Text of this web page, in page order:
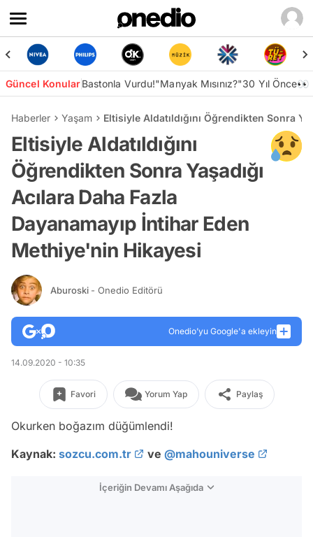
Güncel KonularBastonla Vurdu!"Manyak Mısınız?"30 Yıl Önce👀
Haberler Yaşam Eltisiyle Aldatıldığını Öğrendikten Sonra
Eltisiyle Aldatıldığını
Öğrendikten Sonra Yaşadığı
Acılara Daha Fazla
Dayanamayıp İntihar Eden
Methiye'nin Hikayesi
Aburoski - Onedio Editörü
Onedio’yu Google'a ekleyin
14.09.2020 - 10:35
Favori Yorum Yap Paylaş
Okurken boğazım düğümlendi!
Kaynak: sozcu.com.tr ve @mahouniverse
İçeriğin Devamı Aşağıda